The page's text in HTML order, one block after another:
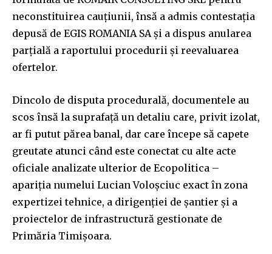
neconstituirea cauțiunii, însă a admis contestația
depusă de EGIS ROMANIA SA și a dispus anularea
parțială a raportului procedurii și reevaluarea
ofertelor.
Dincolo de disputa procedurală, documentele au
scos însă la suprafață un detaliu care, privit izolat,
ar fi putut părea banal, dar care începe să capete
greutate atunci când este conectat cu alte acte
oficiale analizate ulterior de Ecopolitica –
apariția numelui Lucian Voloșciuc exact în zona
expertizei tehnice, a dirigenției de șantier și a
proiectelor de infrastructură gestionate de
Primăria Timișoara.